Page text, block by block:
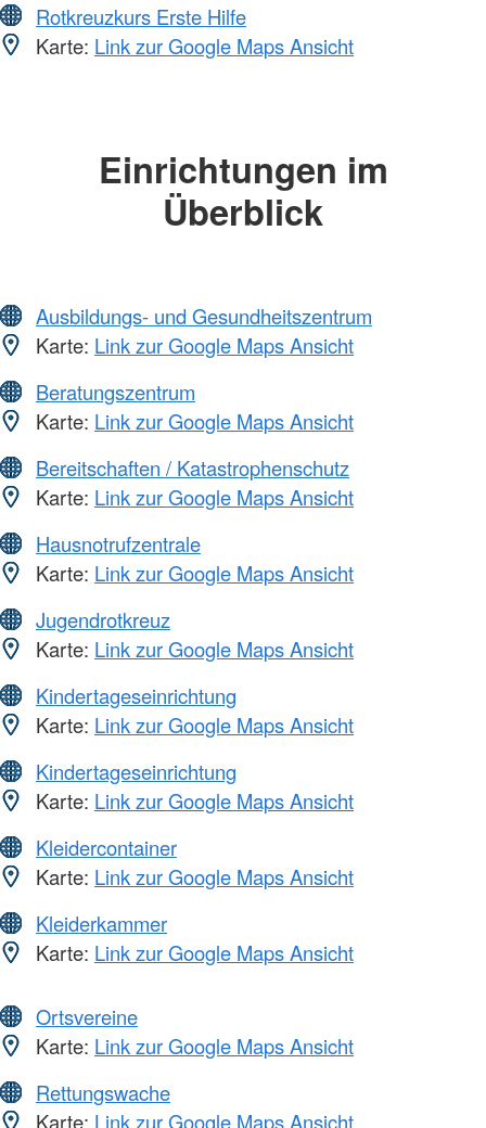
Rotkreuzkurs Erste Hilfe
Karte: Link zur Google Maps Ansicht
Einrichtungen im
Überblick
Ausbildungs- und Gesundheitszentrum
Karte: Link zur Google Maps Ansicht
Beratungszentrum
Karte: Link zur Google Maps Ansicht
Bereitschaften / Katastrophenschutz
Karte: Link zur Google Maps Ansicht
Hausnotrufzentrale
Karte: Link zur Google Maps Ansicht
Jugendrotkreuz
Karte: Link zur Google Maps Ansicht
Kindertageseinrichtung
Karte: Link zur Google Maps Ansicht
Kindertageseinrichtung
Karte: Link zur Google Maps Ansicht
Kleidercontainer
Karte: Link zur Google Maps Ansicht
Kleiderkammer
Karte: Link zur Google Maps Ansicht
Ortsvereine
Karte: Link zur Google Maps Ansicht
Rettungswache
Karte: Link zur Google Maps Ansicht